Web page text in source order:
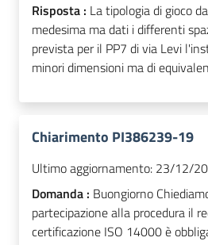
Risposta : La tipologia di gioco
medesima ma dati i differenti
prevista per il PP7 di via Levi
minori dimensioni ma di
Chiarimento PI386239-19
Ultimo aggiornamento: 23/12/
Domanda : Buongiorno
partecipazione alla procedura il
certificazione ISO 14000 è